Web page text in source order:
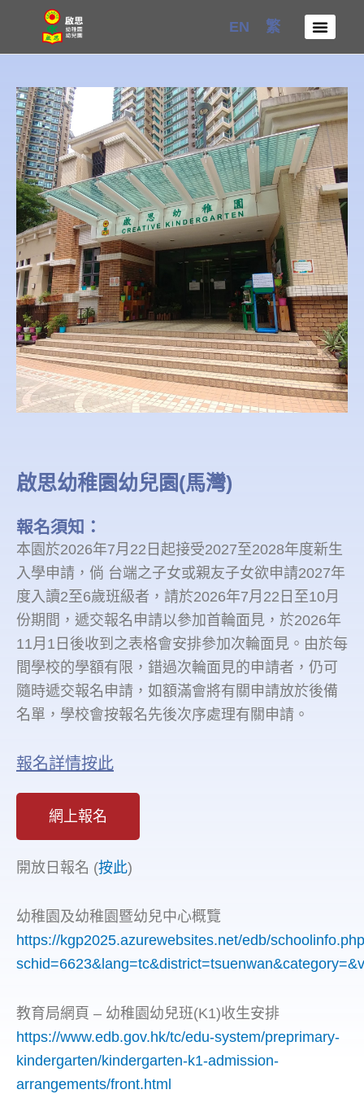
content
EN 繁
啟思幼稚園幼兒園(馬灣)
報名須知：
本園於2026年7月22日起接受2027至2028年度新生
入學申請，倘 台端之子女或親友子女欲申請2027年
度入讀2至6歲班級者，請於2026年7月22日至10月
份期間，遞交報名申請以參加首輪面見，於2026年
11月1日後收到之表格會安排參加次輪面見。由於每
間學校的學額有限，錯過次輪面見的申請者，仍可
隨時遞交報名申請，如額滿會將有關申請放於後備
名單，學校會按報名先後次序處理有關申請。
報名詳情按此
網上報名
開放日報名 (按此)
幼稚園及幼稚園暨幼兒中心概覽
https://kgp2025.azurewebsites.net/edb/
教育局網頁 – 幼稚園幼兒班(K1)收生安排
https://www.edb.gov.hk/tc/edu-system/preprimary-
kindergarten/kindergarten-k1-admission-
arrangements/front.html